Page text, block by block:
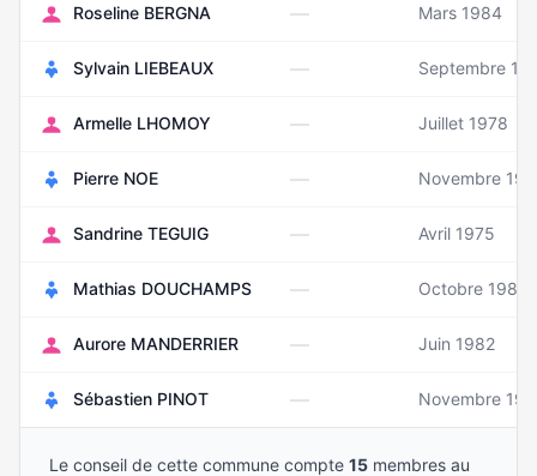
Roseline BERGNA — Mars 1984
Sylvain LIEBEAUX — Septembre
Armelle LHOMOY — Juillet 1978
Pierre NOE — Novembre
Sandrine TEGUIG — Avril 1975
Mathias DOUCHAMPS — Octobre 1988
Aurore MANDERRIER — Juin 1982
Sébastien PINOT — Novembre
Le conseil de cette commune compte 15 membres au